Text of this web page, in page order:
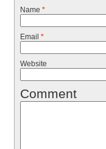
Name *
Email *
Website
Comment